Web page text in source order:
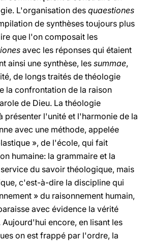
L'organisation des quaestiones
de synthèses toujours plus
que l'on composait les
avec les réponses qui étaient
ainsi une synthèse, les summae,
de longs traités de théologie
la confrontation de la raison
de Dieu. La théologie
présenter l'unité et l'harmonie de la
avec une méthode, appelée
», de l'école, qui fait
humaine: la grammaire et la
du savoir théologique, mais
c'est-à-dire la discipline qui
» du raisonnement humain,
avec évidence la vérité
encore, en lisant les
on est frappé par l'ordre, la